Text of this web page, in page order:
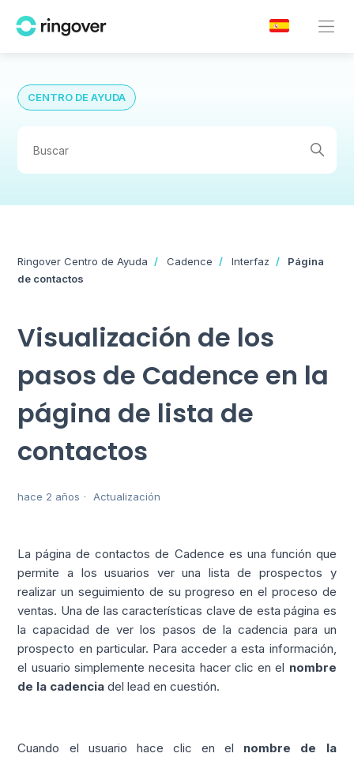
CENTRO DE AYUDA
Ringover Centro de Ayuda Cadence Interfaz
Página
de contactos
Visualización de los
pasos de Cadence en la
página de lista de
contactos
hace 2 años Actualización
La página de contactos de Cadence es una función que
permite a los usuarios ver una lista de prospectos y
realizar un seguimiento de su progreso en el proceso de
ventas. Una de las características clave de esta página es
la capacidad de ver los pasos de la cadencia para un
prospecto en particular. Para acceder a esta información,
el usuario simplemente necesita hacer clic en el nombre
de la cadencia del lead en cuestión.
Cuando el usuario hace clic en el nombre de la